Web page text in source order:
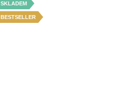
SKLADEM
BESTSELLER